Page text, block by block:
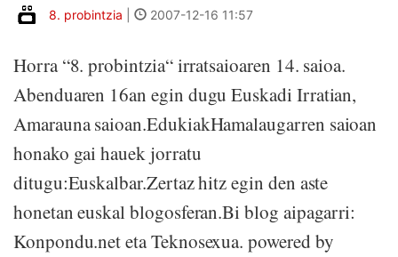
8. probintzia 2007-12-16 11:57
Horra “8. probintzia“ irratsaioaren 14. saioa.
Abenduaren 16an egin dugu Euskadi Irratian,
Amarauna saioan.EdukiakHamalaugarren saioan
honako gai hauek jorratu
ditugu:Euskalbar.Zertaz hitz egin den aste
honetan euskal blogosferan.Bi blog aipagarri:
Konpondu.net eta Teknosexua. powered by